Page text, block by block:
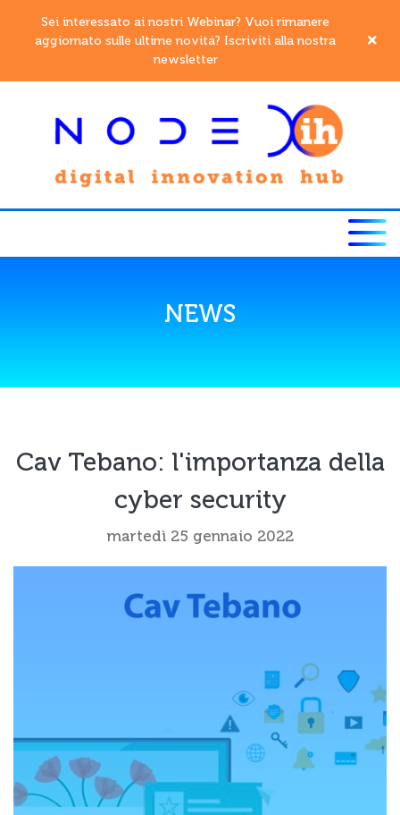
Sei interessato ai nostri Webinar? Vuoi rimanere
aggiornato sulle ultime novitá? Iscriviti alla nostra
newsletter
NEWS
Cav Tebano: l'importanza della
cyber security
martedì 25 gennaio 2022